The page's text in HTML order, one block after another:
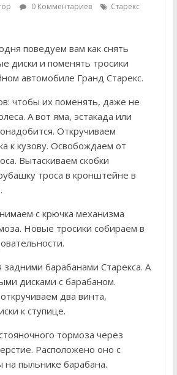
0 Комментариев
Старекс
поведуем вам как снять
диски и поменять тросики
автомобиле Гранд Старекс.
чтобы их поменять, даже не
А вот яма, эстакада или
Откручиваем
к кузову. Освобождаем от
Вытаскиваем скобки
троса в кронштейне в
с крючка механизма
Новые тросики собираем в
барабанами Старекса. А
дисками с барабаном.
два винта,
к ступице.
тормоза через
Расположено оно с
пыльнике барабана.